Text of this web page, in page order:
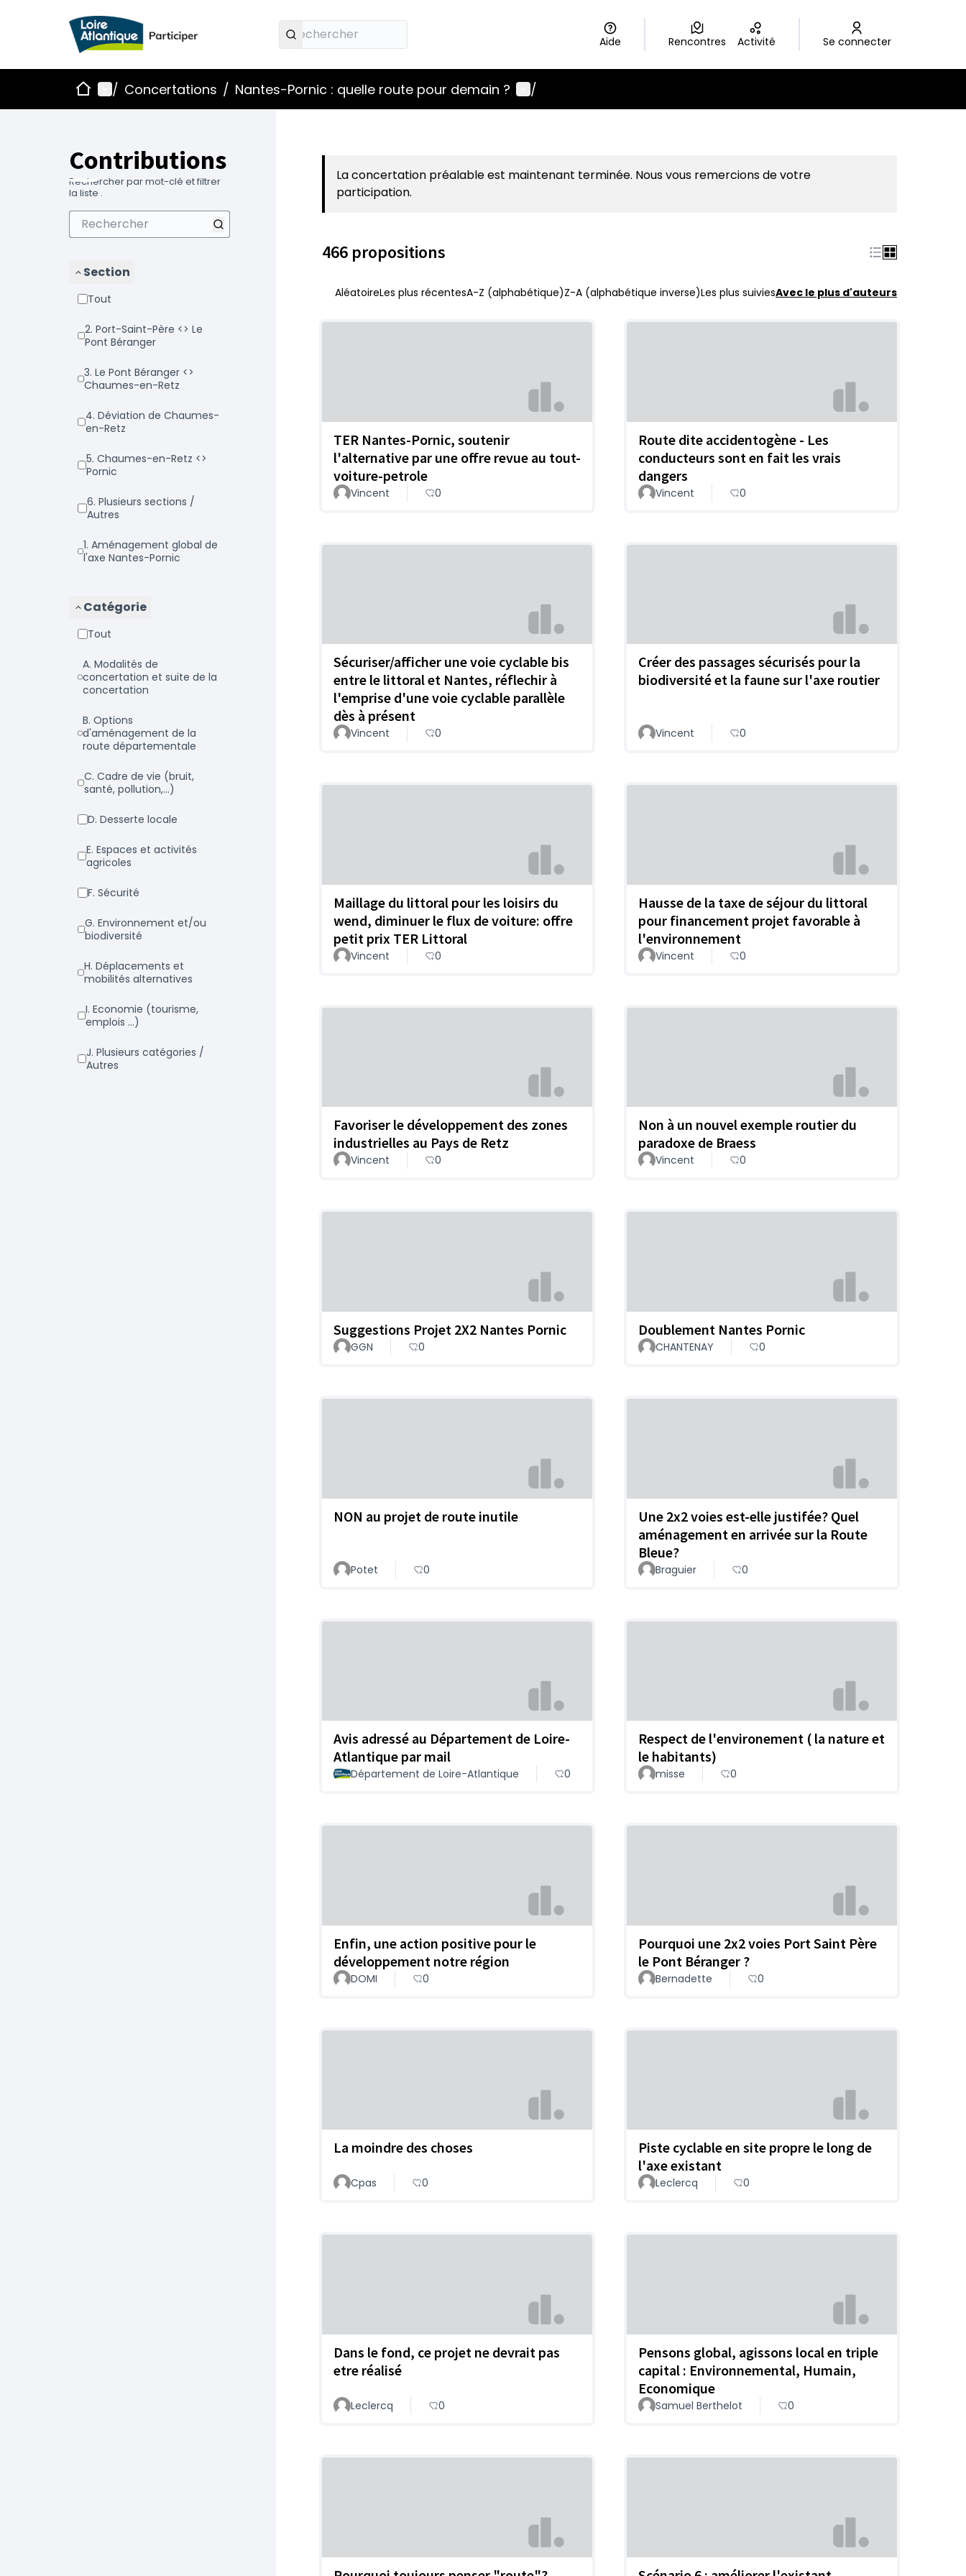
Aide Rencontres Activité Se connecter
AccueilMenu principal
/ Concertations / Nantes-Pornic : quelle route pour demain ? Menu utilisateur
/
Contributions
Rechercher par mot-clé et filtrer
la liste .
Section
Tout
2. Port-Saint-Père <> Le
Pont Béranger
3. Le Pont Béranger <>
Chaumes-en-Retz
4. Déviation de Chaumes-
en-Retz
5. Chaumes-en-Retz <>
Pornic
6. Plusieurs sections /
Autres
1. Aménagement global de
l'axe Nantes-Pornic
Catégorie
Tout
a. Modalités de
concertation et suite de la
concertation
b. Options
d'aménagement de la
route départementale
c. Cadre de vie (bruit,
santé, pollution,...)
d. Desserte locale
e. Espaces et activités
agricoles
f. Sécurité
g. Environnement et/ou
biodiversité
h. Déplacements et
mobilités alternatives
i. Economie (tourisme,
emplois ...)
j. Plusieurs catégories /
Autres
La concertation préalable est maintenant terminée. Nous vous remercions de votre
participation.
466 propositions
AléatoireLes plus récentesA-Z (alphabétique)Z-A (alphabétique inverse)Les plus suiviesAvec le plus d'auteurs
TER Nantes-Pornic, soutenir
l'alternative par une offre revue au tout-
voiture-petrole
Vincent 0
Route dite accidentogène - Les
conducteurs sont en fait les vrais
dangers
Vincent 0
Sécuriser/afficher une voie cyclable bis
entre le littoral et Nantes, réflechir à
l'emprise d'une voie cyclable parallèle
dès à présent
Vincent 0
Créer des passages sécurisés pour la
biodiversité et la faune sur l'axe routier
Vincent 0
Maillage du littoral pour les loisirs du
wend, diminuer le flux de voiture: offre
petit prix TER Littoral
Vincent 0
Hausse de la taxe de séjour du littoral
pour financement projet favorable à
l'environnement
Vincent 0
Favoriser le développement des zones
industrielles au Pays de Retz
Vincent 0
Non à un nouvel exemple routier du
paradoxe de Braess
Vincent 0
Suggestions Projet 2X2 Nantes Pornic
GGN 0
Doublement Nantes Pornic
CHANTENAY 0
NON au projet de route inutile
Potet 0
Une 2x2 voies est-elle justifée? Quel
aménagement en arrivée sur la Route
Bleue?
Braguier 0
Avis adressé au Département de Loire-
Atlantique par mail
Département de Loire-Atlantique 0
Respect de l'environement ( la nature et
le habitants)
misse 0
Enfin, une action positive pour le
développement notre région
DOMI 0
Pourquoi une 2x2 voies Port Saint Père
le Pont Béranger ?
Bernadette 0
La moindre des choses
Cpas 0
Piste cyclable en site propre le long de
l'axe existant
Leclercq 0
Dans le fond, ce projet ne devrait pas
etre réalisé
Leclercq 0
Pensons global, agissons local en triple
capital : Environnemental, Humain,
Economique
Samuel Berthelot 0